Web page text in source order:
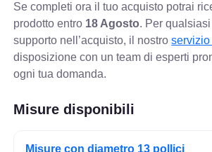
Se completi ora il tuo acquisto potrai
prodotto entro 18 Agosto. Per
supporto nell’acquisto, il nostro
disposizione con un team di esperti
ogni tua domanda.
Misure disponibili
Misure con diametro 13 pollici